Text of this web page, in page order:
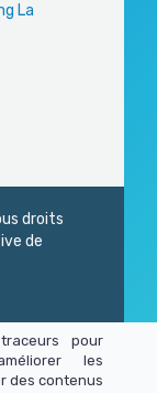
La
droits
de
pour
les
des contenus